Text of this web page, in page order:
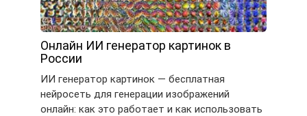
Онлайн ИИ генератор картинок в
России
ИИ генератор картинок — бесплатная
нейросеть для генерации изображений
онлайн: как это работает и как использовать